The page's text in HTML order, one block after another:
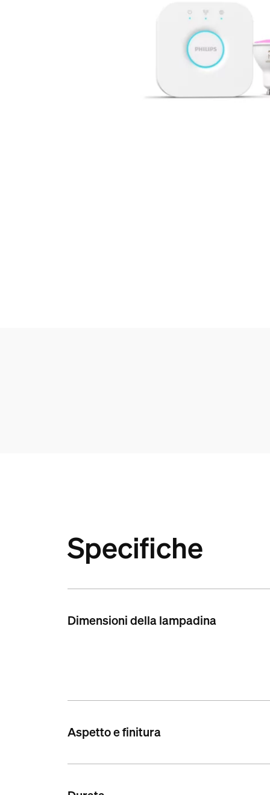
Specifiche
Dimensioni della lampadina
Aspetto e finitura